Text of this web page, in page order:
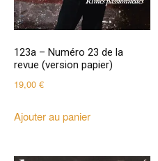
123a – Numéro 23 de la
revue (version papier)
19,00 €
Ajouter au panier